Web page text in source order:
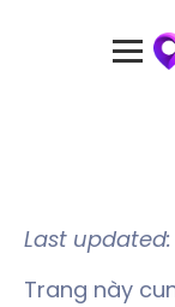
Last updated:
Trang này